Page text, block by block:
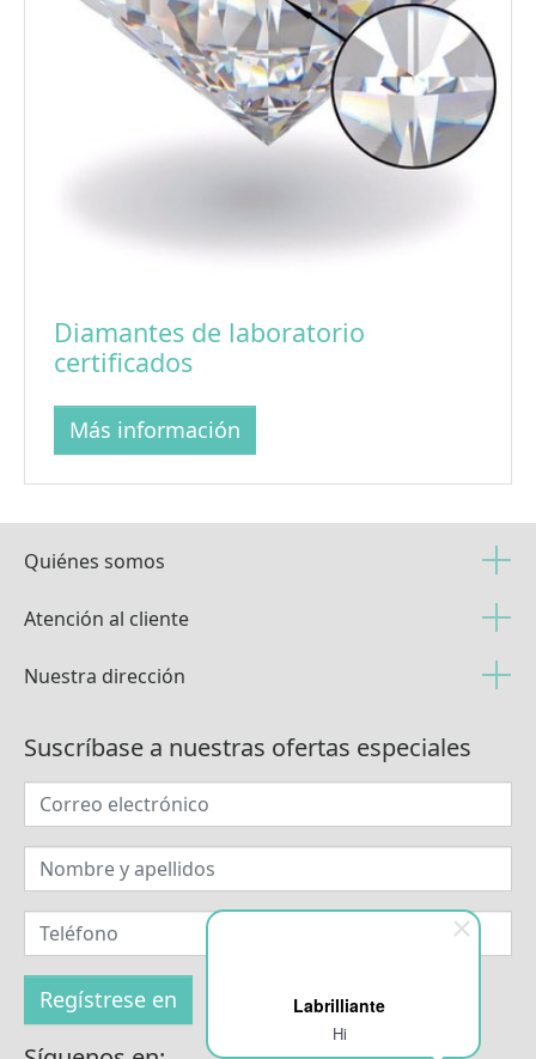
Labrilliante
Hi
Diamantes de laboratorio
certificados
Más información
Quiénes somos
Atención al cliente
Nuestra dirección
Suscríbase a nuestras ofertas especiales